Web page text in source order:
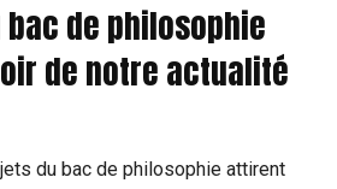
de philosophie
de notre actualité
du bac de philosophie attirent